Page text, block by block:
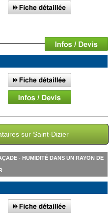
sur Saint-Dizier
- HUMIDITÉ DANS UN RAYON DE